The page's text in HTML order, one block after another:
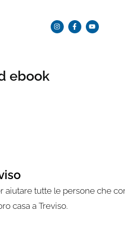
ebook
aiutare tutte le persone che
casa a Treviso.